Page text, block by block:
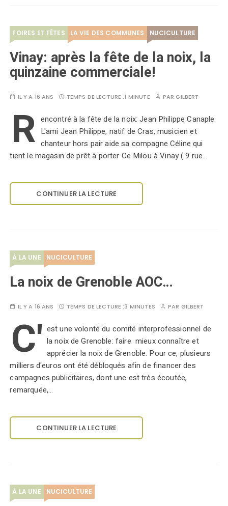
FOIRES ET FÊTES LA VIE DES COMMUNES NUCICULTURE
Vinay: après la fête de la noix, la
quinzaine commerciale!
IL Y A 16 ANS TEMPS DE LECTURE :1 MINUTE PARGILBERT
R encontré à la fête de la noix: Jean Philippe Canaple.
L'ami Jean Philippe, natif de Cras, musicien et
chanteur hors pair aide sa compagne Céline qui
tient le magasin de prêt à porter Cë Milou à Vinay ( 9 rue…
CONTINUER LA LECTURE
À LA UNE NUCICULTURE
La noix de Grenoble AOC…
IL Y A 16 ANS TEMPS DE LECTURE :3 MINUTES PAR GILBERT
C' est une volonté du comité interprofessionnel de
la noix de Grenoble: faire mieux connaître et
apprécier la noix de Grenoble. Pour ce, plusieurs
milliers d'euros ont été débloqués afin de financer des
campagnes publicitaires, dont une est très écoutée,
remarquée,…
CONTINUER LA LECTURE
À LA UNE NUCICULTURE